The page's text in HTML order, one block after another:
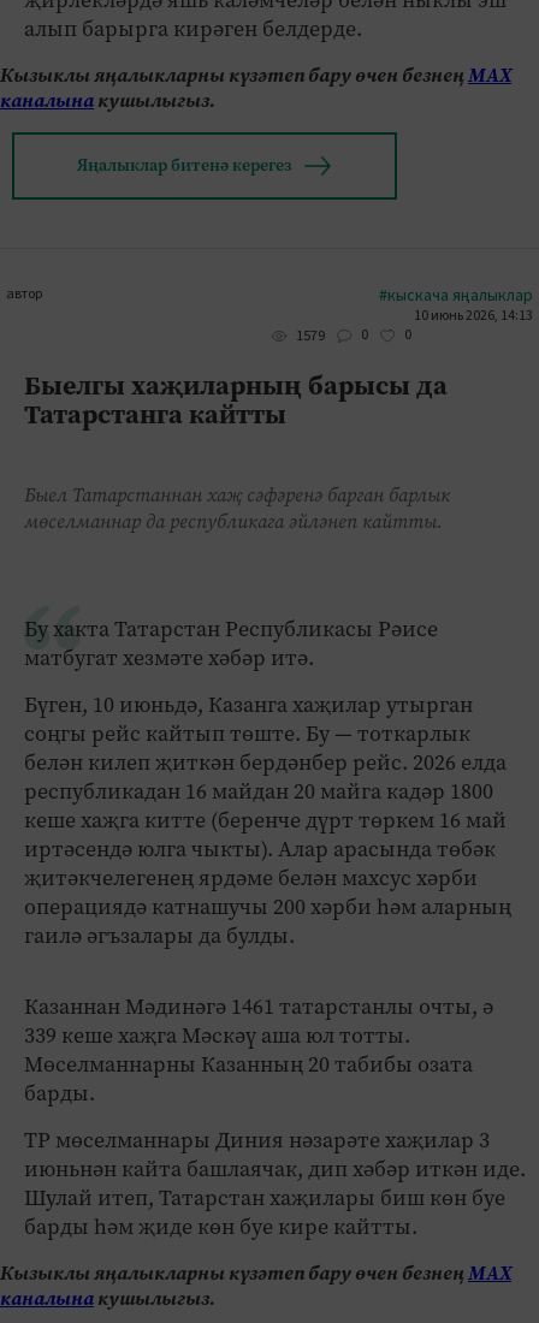
алып барырга кирәген белдерде.
Кызыклы яңалыкларны күзәтеп бару өчен безнеңМАХ
каналынакушылыгыз.
Яңалыклар битенә керегез
автор #кыскача яңалыклар
10 июнь 2026, 14:13
1579
0 0
Быелгы хаҗиларның барысы да
Татарстанга кайтты
Быел Татарстаннан хаҗ сәфәренә барган барлык
мөселманнар да республикага әйләнеп кайтты.
Бу хакта Татарстан Республикасы Рәисе
матбугат хезмәте хәбәр итә.
Бүген, 10 июньдә, Казанга хаҗилар утырган
соңгы рейс кайтып төште. Бу — тоткарлык
белән килеп җиткән бердәнбер рейс. 2026 елда
республикадан 16 майдан 20 майга кадәр 1800
кеше хаҗга китте (беренче дүрт төркем 16 май
иртәсендә юлга чыкты). Алар арасында төбәк
җитәкчелегенең ярдәме белән махсус хәрби
операциядә катнашучы 200 хәрби һәм аларның
гаилә әгъзалары да булды.
Казаннан Мәдинәгә 1461 татарстанлы очты, ә
339 кеше хаҗга Мәскәү аша юл тотты.
Мөселманнарны Казанның 20 табибы озата
барды.
ТР мөселманнары Диния нәзарәте хаҗилар 3
июньнән кайта башлаячак, дип хәбәр иткән иде.
Шулай итеп, Татарстан хаҗилары биш көн буе
барды һәм җиде көн буе кире кайтты.
Кызыклы яңалыкларны күзәтеп бару өчен безнеңМАХ
каналынакушылыгыз.